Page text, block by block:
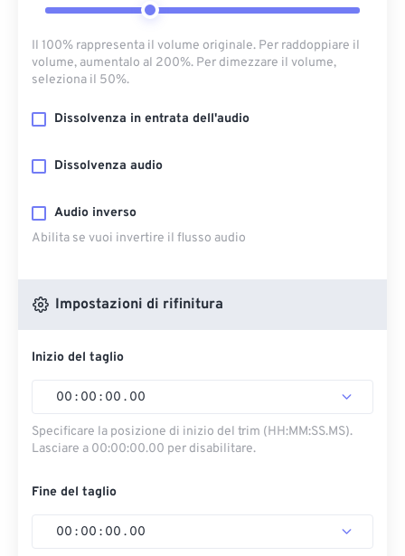
Il 100% rappresenta il volume originale. Per raddoppiare il
volume, aumentalo al 200%. Per dimezzare il volume,
seleziona il 50%.
Dissolvenza in entrata dell'audio
Dissolvenza audio
Audio inverso
Abilita se vuoi invertire il flusso audio
Impostazioni di rifinitura
Inizio del taglio
00 : 00 : 00 . 00
Specificare la posizione di inizio del trim (HH:MM:SS.MS).
Lasciare a 00:00:00.00 per disabilitare.
Fine del taglio
00 : 00 : 00 . 00